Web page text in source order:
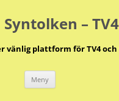
Syntolken – TV4
vänlig plattform för TV4 och
Meny